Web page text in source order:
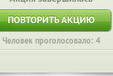
ПОВТОРИТЬ АКЦИЮ
Человек проголосовало: 4